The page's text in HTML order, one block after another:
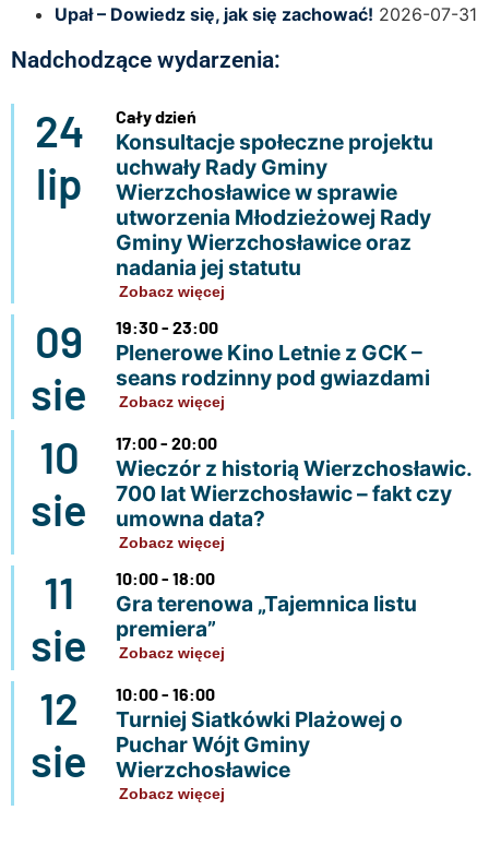
Upał – Dowiedz się, jak się zachować! 2026-07-31
Nadchodzące wydarzenia:
24
lip
Cały dzień
Konsultacje społeczne projektu
uchwały Rady Gminy
Wierzchosławice w sprawie
utworzenia Młodzieżowej Rady
Gminy Wierzchosławice oraz
nadania jej statutu
Zobacz więcej
09
sie
19:30 - 23:00
Plenerowe Kino Letnie z GCK –
seans rodzinny pod gwiazdami
Zobacz więcej
10
sie
17:00 - 20:00
Wieczór z historią Wierzchosławic.
700 lat Wierzchosławic – fakt czy
umowna data?
Zobacz więcej
11
sie
10:00 - 18:00
Gra terenowa „Tajemnica listu
premiera”
Zobacz więcej
12
sie
10:00 - 16:00
Turniej Siatkówki Plażowej o
Puchar Wójt Gminy
Wierzchosławice
Zobacz więcej